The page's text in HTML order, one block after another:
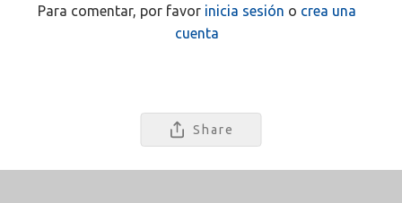
Para comentar, por favor inicia sesión o crea una
cuenta
Share